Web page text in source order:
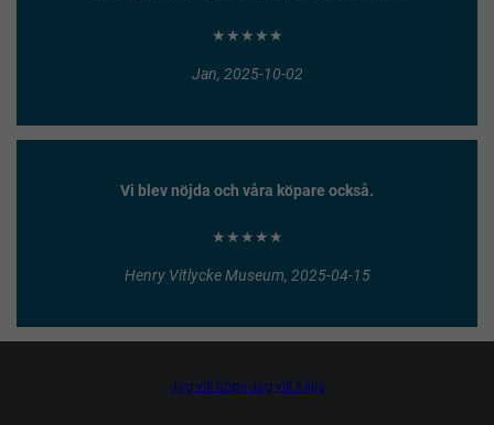
★★★★★
Jan, 2025-10-02
Vi blev nöjda och våra köpare också.
★★★★★
Henry Vitlycke Museum, 2025-04-15
Jag vill köpa Jag vill sälja